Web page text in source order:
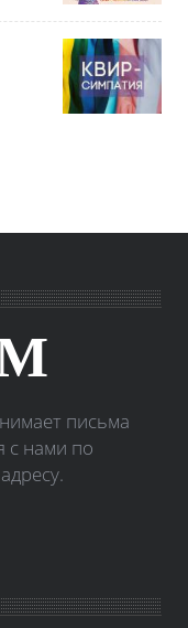
письма
с нами по